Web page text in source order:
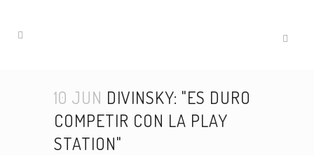
10 JUN DIVINSKY: "ES DURO
COMPETIR CON LA PLAY
STATION"